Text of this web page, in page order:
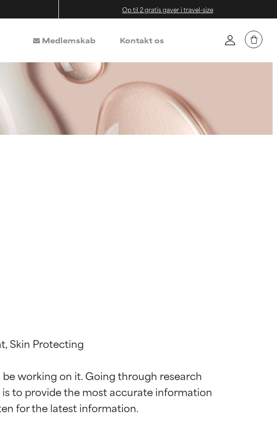
Op til 2 gratis gaver i travel-size
Medlemskab Kontakt os
Skin Protecting
working on it. Going through research
to provide the most accurate information